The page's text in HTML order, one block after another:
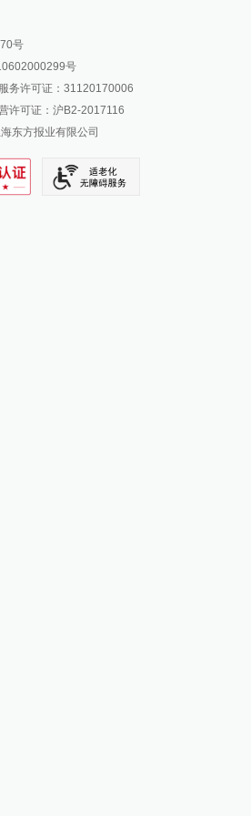
新闻公众号
新闻抖音号
万物开放平台
SHANGHAI
TONE
号
号
务许可证：31120170006
许可证：沪B2-2017116
东方报业有限公司